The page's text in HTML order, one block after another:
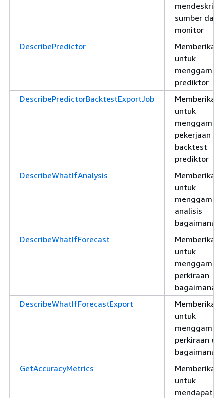
sumber daya
monitor
DescribePredictor
Memberikan
untuk
prediktor
DescribePredictorBacktestExportJob
Memberikan
untuk
pekerjaan
backtest
prediktor
DescribeWhatIfAnalysis
Memberikan
untuk
analisis
bagaimana-
DescribeWhatIfForecast
Memberikan
untuk
perkiraan
bagaimana-
DescribeWhatIfForecastExport
Memberikan
untuk
perkiraan
bagaimana-
GetAccuracyMetrics
Memberikan
untuk